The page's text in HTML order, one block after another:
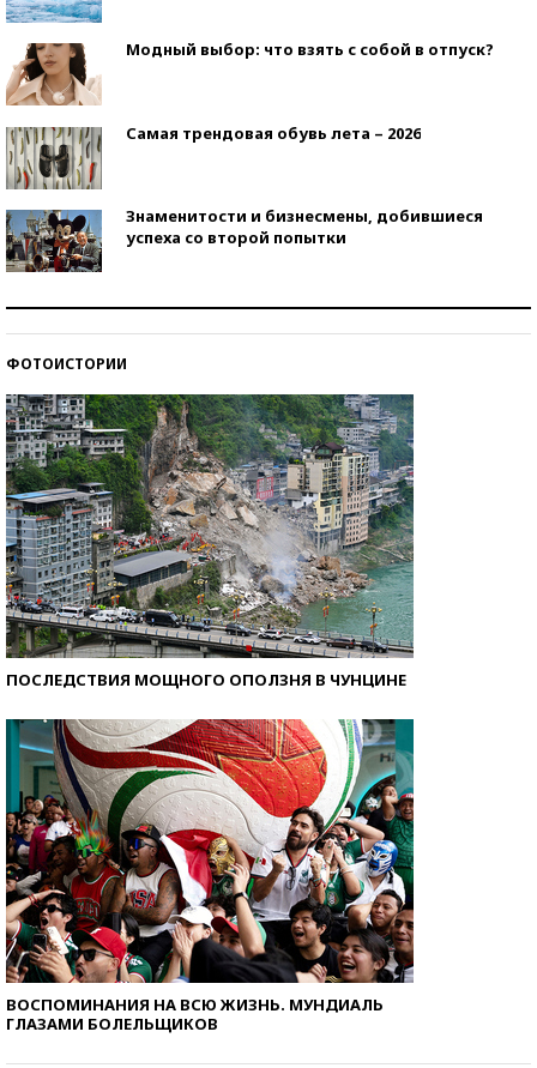
Модный выбор: что взять с собой в отпуск?
Самая трендовая обувь лета – 2026
Знаменитости и бизнесмены, добившиеся
успеха со второй попытки
ФОТОИСТОРИИ
ПОСЛЕДСТВИЯ МОЩНОГО ОПОЛЗНЯ В ЧУНЦИНЕ
ВОСПОМИНАНИЯ НА ВСЮ ЖИЗНЬ. МУНДИАЛЬ
ГЛАЗАМИ БОЛЕЛЬЩИКОВ